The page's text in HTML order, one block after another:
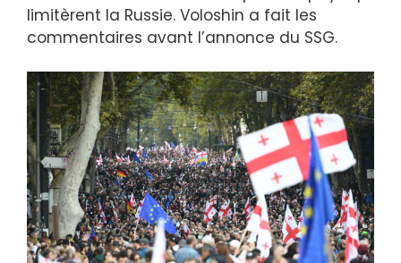
limitèrent la Russie. Voloshin a fait les
commentaires avant l’annonce du SSG.